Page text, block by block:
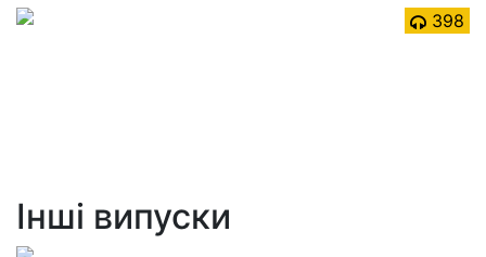
398
Інші випуски